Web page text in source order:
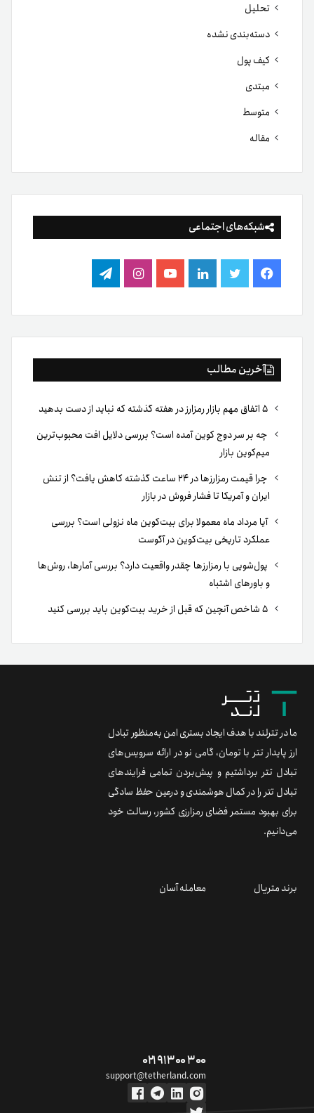
تحلیل
دسته‌بندی نشده
کیف پول
مبتدی
متوسط
مقاله
شبکه‌های اجتماعی
فیس
بوک
توییتر لینکدینیوتیوباینستاگرام
تلگرام
آخرین مطالب
چه بر سر دوج کوین آمده است؟ بررسی دلایل افت محبوب‌ترین
میم‌کوین بازار
چرا قیمت رمزارزها در ۲۴ ساعت گذشته کاهش یافت؟ از تنش
ایران و آمریکا تا فشار فروش در بازار
آیا مرداد ماه معمولا برای بیت‌کوین ماه نزولی است؟ بررسی
عملکرد تاریخی بیت‌کوین در آگوست
پول‌شویی با رمزارزها چقدر واقعیت دارد؟ بررسی آمارها، روش‌ها
و باورهای اشتباه
ما در تترلند با هدف ایجاد بستری امن به‌منظور تبادل
ارز پایدار تتر با تومان، گامی نو در ارائه سرویس‌های
تبادل تتر برداشتیم و پیش‌بردن تمامی فرایندهای
تبادل تتر را در کمال هوشمندی و درعین حفظ سادگی
برای بهبود مستمر فضای رمزارزی کشور، رسالت خود
می‌دانیم.
برند متریال معامله آسان
۰۲۱ ۹۱ ۳۰۰ ۳۰۰
support@tetherland.com